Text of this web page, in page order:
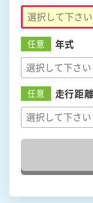
任意 年式
任意 走行距離